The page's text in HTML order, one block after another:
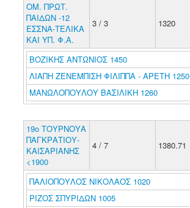
ΟΜ. ΠΡΩΤ.
ΠΑΙΔΩΝ -12
ΕΣΣΝΑ-ΤΕΛΙΚΑ
ΚΑΙ ΥΠ. Φ.Α.
3 / 3 1320
ΒΟΖΙΚΗΣ ΑΝΤΩΝΙΟΣ 1450
ΛΙΑΠΗ ΖΕΝΕΜΠΙΣΗ ΦΙΛΙΠΠΑ - ΑΡΕΤΗ 1250
ΜΑΝΩΛΟΠΟΥΛΟΥ ΒΑΣΙΛΙΚΗ 1260
19ο ΤΟΥΡΝΟΥΑ
ΠΑΓΚΡΑΤΙΟΥ-
ΚΑΙΣΑΡΙΑΝΗΣ
<1900
4 / 7 1380.71
ΠΑΛΙΟΠΟΥΛΟΣ ΝΙΚΟΛΑΟΣ 1020
ΡΙΖΟΣ ΣΠΥΡΙΔΩΝ 1005